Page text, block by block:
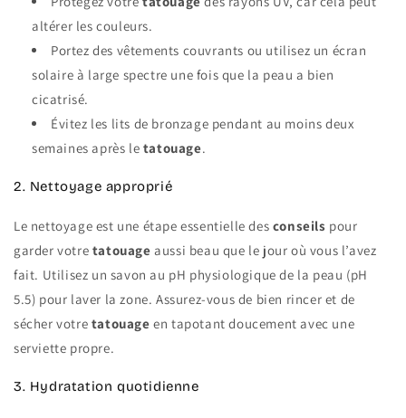
altérer les couleurs.
Portez des vêtements couvrants ou utilisez un écran
solaire à large spectre une fois que la peau a bien
cicatrisé.
Évitez les lits de bronzage pendant au moins deux
semaines après le tatouage.
2. Nettoyage approprié
Le nettoyage est une étape essentielle des conseils pour
garder votre tatouage aussi beau que le jour où vous l’avez
fait. Utilisez un savon au pH physiologique de la peau (pH
5.5) pour laver la zone. Assurez-vous de bien rincer et de
sécher votre tatouage en tapotant doucement avec une
serviette propre.
3. Hydratation quotidienne